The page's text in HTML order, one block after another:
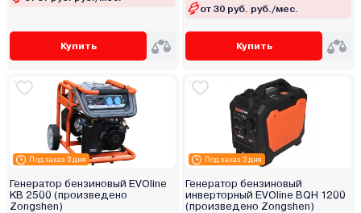
Купить
от 30 руб. руб./мес.
Купить
Под заказ 3 дня
Генератор бензиновый EVOline
KB 2500 (произведено
Zongshen)
Под заказ 3 дня
Генератор бензиновый
инверторный EVOline BQH 1200
(произведено Zongshen)